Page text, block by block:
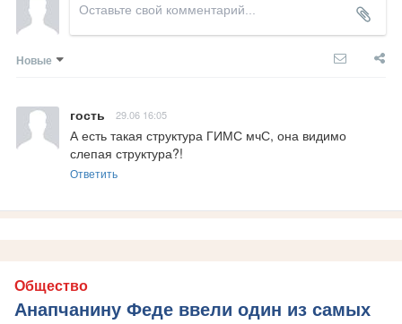
Новые
гость 29.06 16:05
А есть такая структура ГИМС мчС, она видимо
слепая структура?!
Ответить
Общество
Анапчанину Феде ввели один из самых